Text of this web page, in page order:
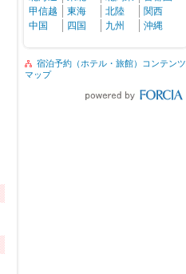
甲信越
東海 北陸
関西
中国
四国 九州 沖縄
宿泊予約（ホテル・旅館）コンテンツ
マップ